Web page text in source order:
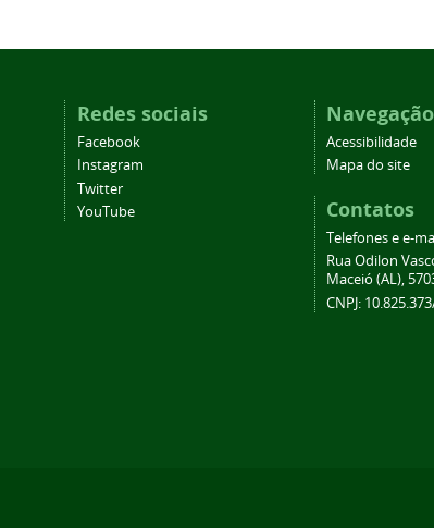
Redes sociais
Facebook
Instagram
Twitter
YouTube
Navegação
Acessibilidade
Mapa do site
Contatos
Telefones e e-
Rua Odilon
Maceió (AL),
CNPJ: